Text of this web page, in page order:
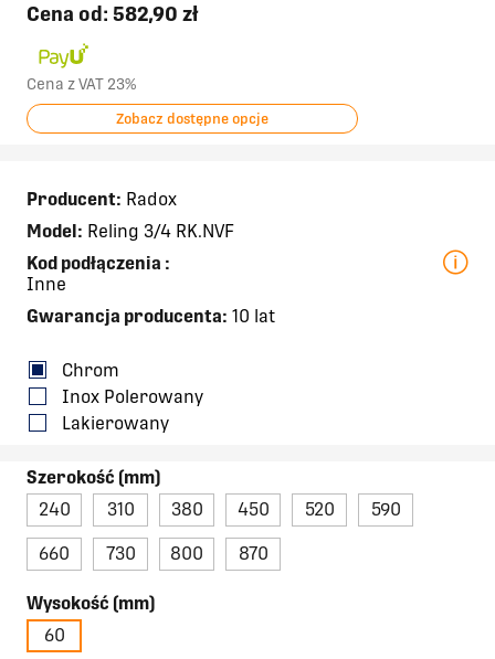
Cena od: 582,90 zł
Cena z VAT 23%
Zobacz dostępne opcje
Producent: Radox
Model: Reling 3/4 RK.NVF
Kod podłączenia :
Inne
Gwarancja producenta: 10 lat
Chrom
Inox Polerowany
Lakierowany
Szerokość (mm)
240
310 380 450 520 590
660 730 800 870
Wysokość (mm)
60